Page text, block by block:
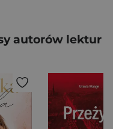
autorów lektur